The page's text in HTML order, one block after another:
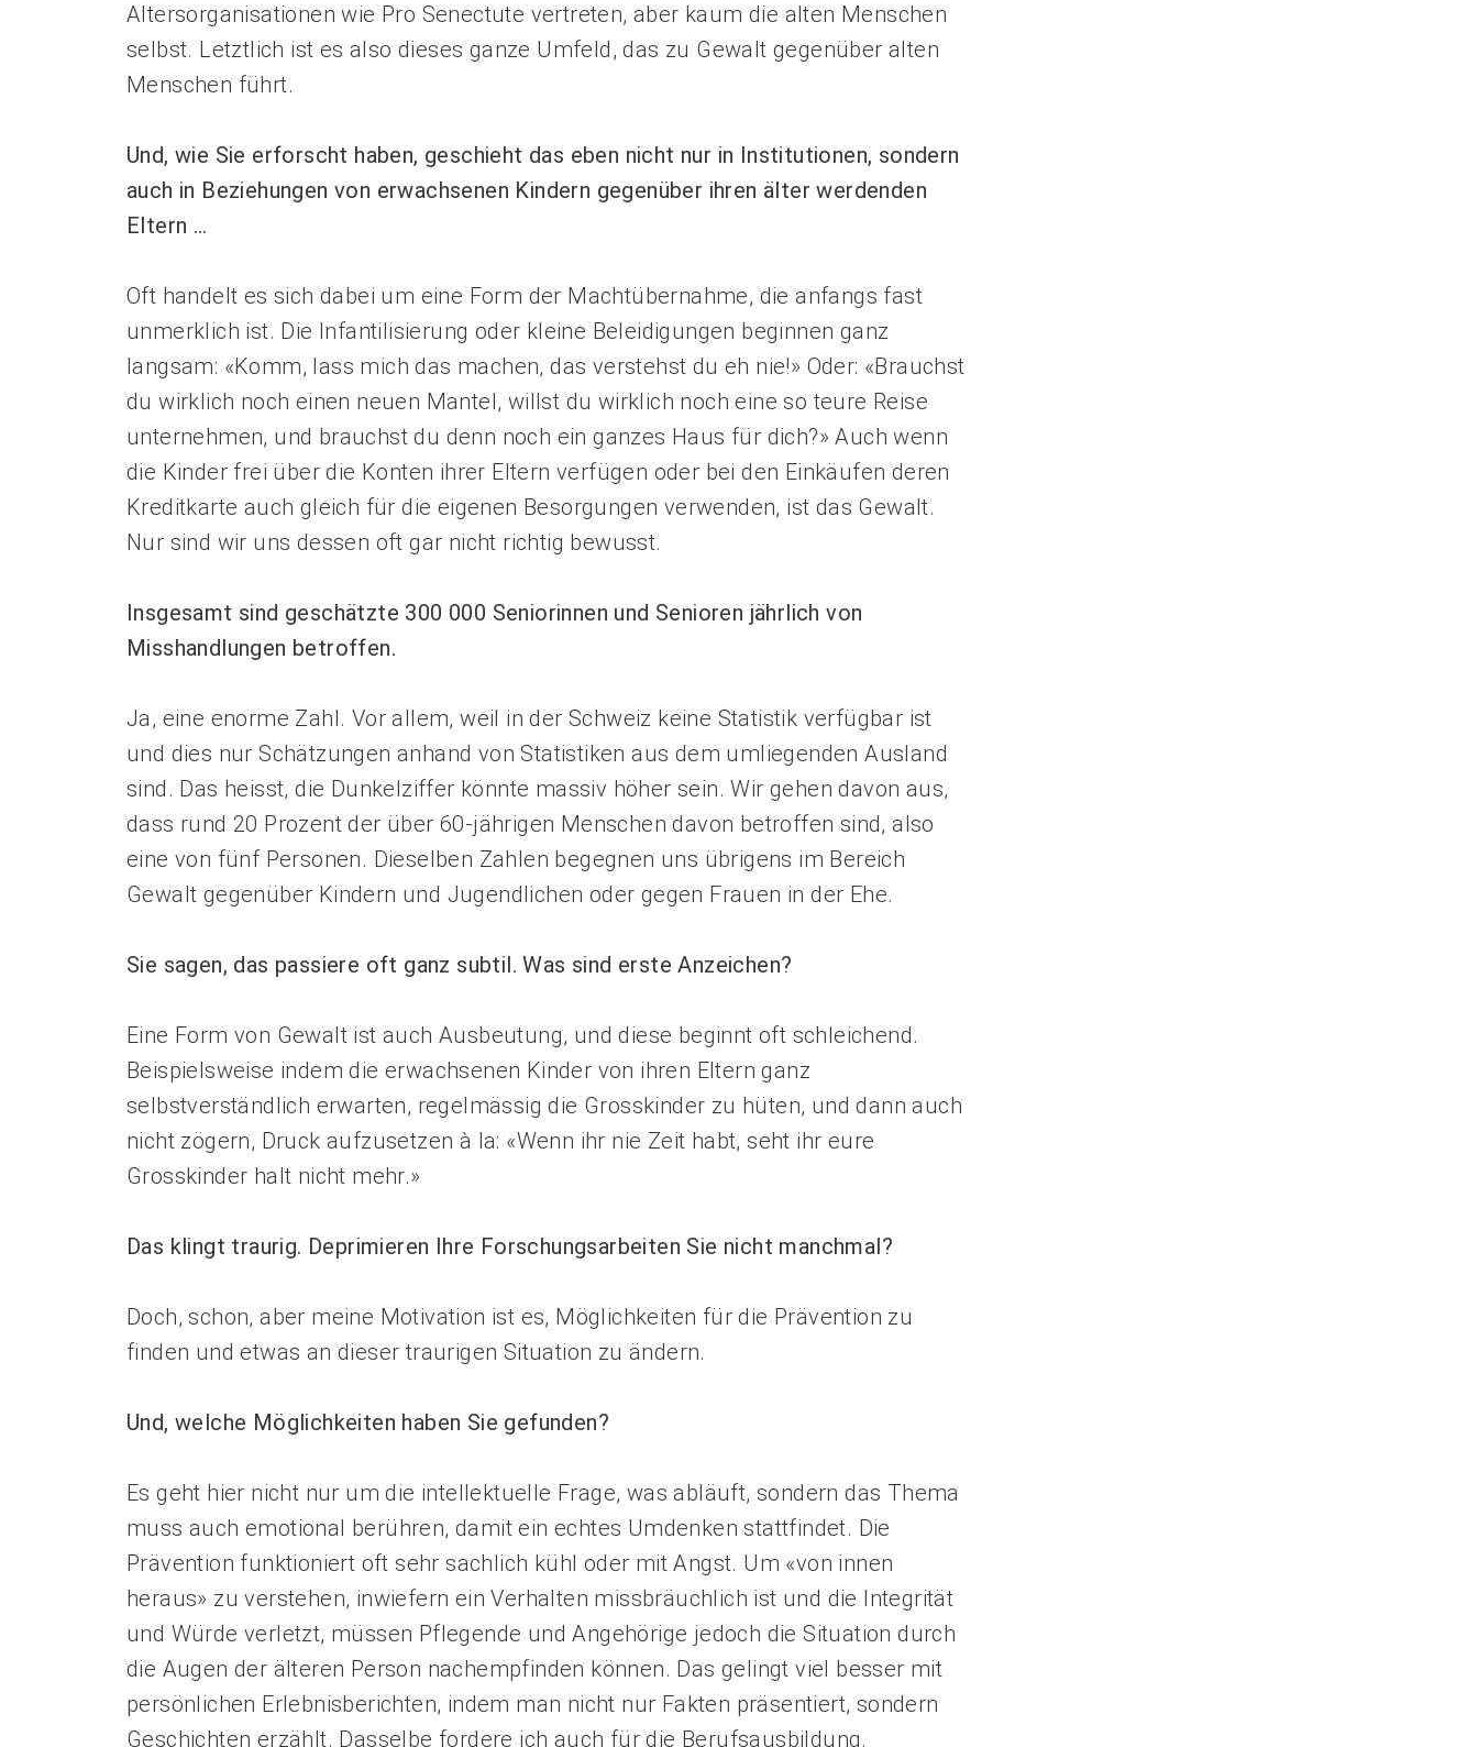
Altersorganisationen wie Pro Senectute vertreten, aber kaum die alten Menschen
selbst. Letztlich ist es also dieses ganze Umfeld, das zu Gewalt gegenüber alten
Menschen führt.
Und, wie Sie erforscht haben, ­geschieht das eben nicht nur in Institutionen, sondern
auch in Beziehungen von erwachsenen Kindern gegenüber ihren älter werdenden
Eltern …
Oft handelt es sich dabei um eine Form der Machtübernahme, die anfangs fast
unmerklich ist. Die Infantilisierung oder kleine Beleidigungen beginnen ganz
langsam: «Komm, lass mich das machen, das verstehst du eh nie!» Oder: «Brauchst
du wirklich noch einen neuen Mantel, willst du wirklich noch eine so teure Reise
unternehmen, und brauchst du denn noch ein ganzes Haus für dich?» Auch wenn
die Kinder frei über die Konten ihrer Eltern verfügen oder bei den Einkäufen deren
Kreditkarte auch gleich für die eigenen Besorgungen verwenden, ist das Gewalt.
Nur sind wir uns dessen oft gar nicht richtig bewusst.
Insgesamt sind geschätzte 300 000 Seniorinnen und Senioren jährlich von
Misshandlungen ­betroffen.
Ja, eine enorme Zahl. Vor allem, weil in der Schweiz keine Statistik verfügbar ist
und dies nur Schätzungen anhand von Statistiken aus dem umliegenden Ausland
sind. Das heisst, die Dunkelziffer könnte massiv höher sein. Wir gehen davon aus,
dass rund 20 Prozent der über 60-jährigen Menschen davon betroffen sind, also
eine von fünf Personen. Dieselben Zahlen begegnen uns übrigens im Bereich
Gewalt gegenüber Kindern und Jugendlichen oder gegen Frauen in der Ehe.
Sie sagen, das passiere oft ganz subtil. Was sind erste Anzeichen?
Eine Form von Gewalt ist auch Ausbeutung, und diese beginnt oft schleichend.
Beispielsweise indem die erwachsenen Kinder von ihren Eltern ganz
selbstverständlich erwarten, regelmässig die Grosskinder zu hüten, und dann auch
nicht zögern, Druck aufzusetzen à la: «Wenn ihr nie Zeit habt, seht ihr eure
Grosskinder halt nicht mehr.»
Das klingt traurig. Deprimieren Ihre Forschungsarbeiten Sie nicht manchmal?
Doch, schon, aber meine Motivation ist es, Möglichkeiten für die Prävention zu
finden und etwas an dieser traurigen Situation zu ändern.
Und, welche Möglichkeiten haben Sie gefunden?
Es geht hier nicht nur um die intellektuelle Frage, was abläuft, sondern das Thema
muss auch emotional berühren, damit ein echtes Umdenken stattfindet. Die
Prävention funktioniert oft sehr sachlich kühl oder mit Angst. Um «von innen
heraus» zu verstehen, inwiefern ein Verhalten missbräuchlich ist und die Integrität
und Würde verletzt, müssen Pflegende und Angehörige jedoch die Situation durch
die Augen der ­älteren Person nachempfinden können. Das gelingt viel besser mit
persönlichen Erlebnisberichten, indem man nicht nur Fakten präsentiert, sondern
Geschichten erzählt. Dasselbe fordere ich auch für die Berufsausbildung.